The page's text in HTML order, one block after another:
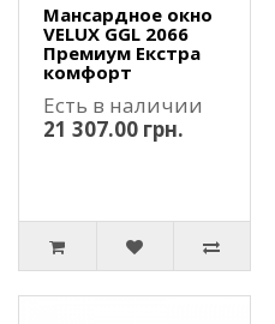
Мансардное окно
VELUX GGL 2066
Премиум Екстра
комфорт
Есть в наличии
21 307.00 грн.